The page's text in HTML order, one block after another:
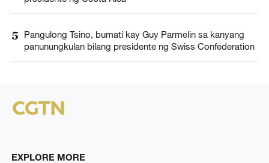
5
Pangulong Tsino, bumati kay Guy Parmelin sa kanyang
panunungkulan bilang presidente ng Swiss Confederation
EXPLORE MORE